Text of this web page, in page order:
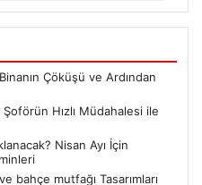
Çöküşü ve Ardından
Hızlı Müdahalesi ile
Nisan Ayı İçin
bahçe mutfağı Tasarımları